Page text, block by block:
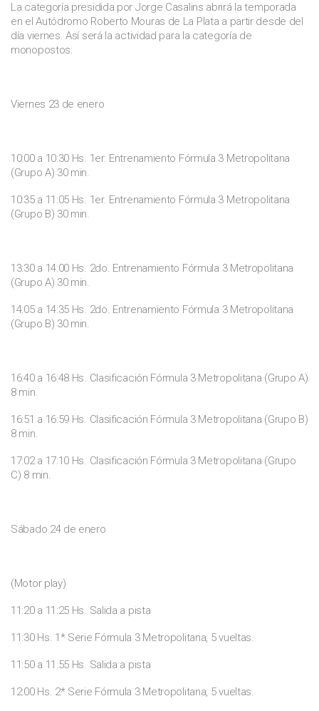
La categoría presidida por Jorge Casalins abrirá la temporada
en el Autódromo Roberto Mouras de La Plata a partir desde del
día viernes. Así será la actividad para la categoría de
monopostos:
Viernes 23 de enero
10:00 a 10:30 Hs. 1er. Entrenamiento Fórmula 3 Metropolitana
(Grupo A) 30 min.
10:35 a 11:05 Hs. 1er. Entrenamiento Fórmula 3 Metropolitana
(Grupo B) 30 min.
13:30 a 14:00 Hs. 2do. Entrenamiento Fórmula 3 Metropolitana
(Grupo A) 30 min.
14:05 a 14:35 Hs. 2do. Entrenamiento Fórmula 3 Metropolitana
(Grupo B) 30 min.
16:40 a 16:48 Hs. Clasificación Fórmula 3 Metropolitana (Grupo A)
8 min.
16:51 a 16:59 Hs. Clasificación Fórmula 3 Metropolitana (Grupo B)
8 min.
17:02 a 17:10 Hs. Clasificación Fórmula 3 Metropolitana (Grupo
C) 8 min.
Sábado 24 de enero
(Motor play)
11:20 a 11:25 Hs. Salida a pista
11:30 Hs. 1* Serie Fórmula 3 Metropolitana, 5 vueltas.
11:50 a 11:55 Hs. Salida a pista
12:00 Hs. 2* Serie Fórmula 3 Metropolitana, 5 vueltas.